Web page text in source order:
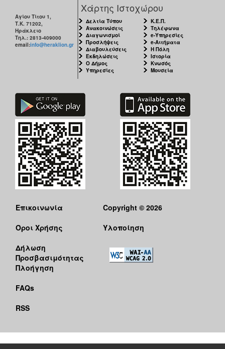
Αγίου Τίτου 1,
Τ.Κ. 71202,
Ηράκλειο
Τηλ.: 2813-409000
email:info@heraklion.gr
Χάρτης Ιστοχώρου
Δελτία Τύπου
Ανακοινώσεις
Διαγωνισμοί
Προσλήψεις
Διαβουλεύσεις
Εκδηλώσεις
Ο Δήμος
Υπηρεσίες
Κ.Ε.Π.
Τηλέφωνα
e-Υπηρεσίες
e-Αιτήματα
Η Πόλη
Ιστορία
Κνωσός
Μουσεία
Επικοινωνία
Όροι Χρήσης
Δήλωση
Προσβασιμότητας
Πλοήγηση
FAQs
RSS
Copyright © 2026
Υλοποίηση